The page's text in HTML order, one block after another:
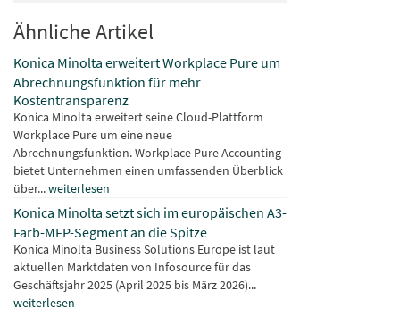
Ähnliche Artikel
Konica Minolta erweitert Workplace Pure um
Abrechnungsfunktion für mehr
Kostentransparenz
Konica Minolta erweitert seine Cloud-Plattform
Workplace Pure um eine neue
Abrechnungsfunktion. Workplace Pure Accounting
bietet Unternehmen einen umfassenden Überblick
über...weiterlesen
Konica Minolta setzt sich im europäischen A3-
Farb-MFP-Segment an die Spitze
Konica Minolta Business Solutions Europe ist laut
aktuellen Marktdaten von Infosource für das
Geschäftsjahr 2025 (April 2025 bis März 2026)...
weiterlesen